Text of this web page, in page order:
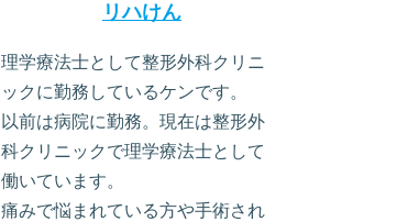
リハけん
理学療法士として整形外科クリニ
ックに勤務しているケンです。
以前は病院に勤務。現在は整形外
科クリニックで理学療法士として
働いています。
痛みで悩まれている方や手術され